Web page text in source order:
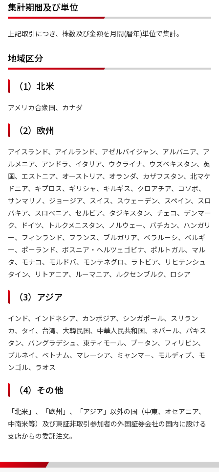
集計期間及び単位
上記取引につき、株数及び金額を月間(暦年)単位で集計。
地域区分
（1）北米
アメリカ合衆国、カナダ
（2）欧州
アイスランド、アイルランド、アゼルバイジャン、アルバニア、ア
ルメニア、アンドラ、イタリア、ウクライナ、ウズベキスタン、英
国、エストニア、オーストリア、オランダ、カザフスタン、北マケ
ドニア、キプロス、ギリシャ、キルギス、クロアチア、コソボ、
サンマリノ、ジョージア、スイス、スウェーデン、スペイン、スロ
バキア、スロベニア、セルビア、タジキスタン、チェコ、デンマー
ク、ドイツ、トルクメニスタン、ノルウェー、バチカン、ハンガリ
ー、フィンランド、フランス、ブルガリア、ベラルーシ、ベルギ
ー、ポーランド、ボスニア・ヘルツェゴビナ、ポルトガル、マル
タ、モナコ、モルドバ、モンテネグロ、ラトビア、リヒテンシュ
タイン、リトアニア、ルーマニア、ルクセンブルク、ロシア
（3）アジア
インド、インドネシア、カンボジア、シンガポール、スリラン
カ、タイ、台湾、大韓民国、中華人民共和国、ネパール、パキス
タン、バングラデシュ、東ティモール、ブータン、フィリピン、
ブルネイ、ベトナム、マレーシア、ミャンマー、モルディブ、モ
ンゴル、ラオス
（4）その他
「北米」、「欧州」、「アジア」以外の国（中東、オセアニア、
中南米等）及び東証非取引参加者の外国証券会社の国内に設ける
支店からの委託注文。